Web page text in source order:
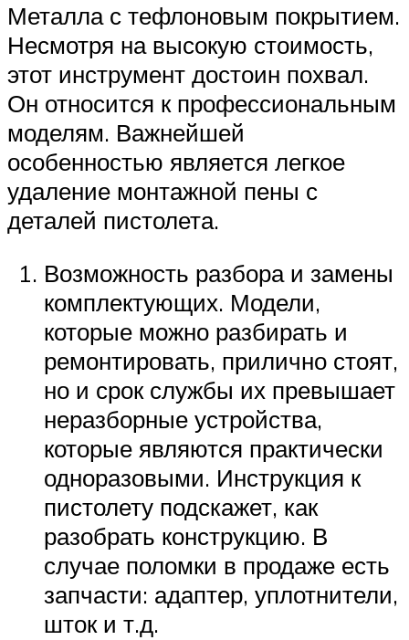
Металла с тефлоновым покрытием.
Несмотря на высокую стоимость,
этот инструмент достоин похвал.
Он относится к профессиональным
моделям. Важнейшей
особенностью является легкое
удаление монтажной пены с
деталей пистолета.
Возможность разбора и замены
комплектующих. Модели,
которые можно разбирать и
ремонтировать, прилично стоят,
но и срок службы их превышает
неразборные устройства,
которые являются практически
одноразовыми. Инструкция к
пистолету подскажет, как
разобрать конструкцию. В
случае поломки в продаже есть
запчасти: адаптер, уплотнители,
шток и т.д.